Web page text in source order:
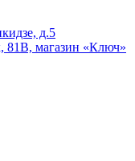
д.5
81В, магазин «Ключ»